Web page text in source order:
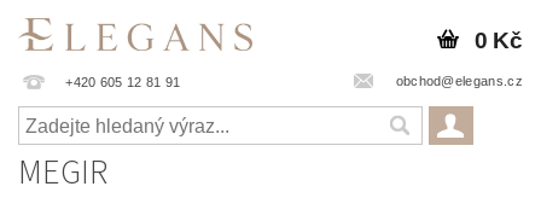
+420 605 12 81 91 obchod@elegans.cz
0 Kč
MEGIR